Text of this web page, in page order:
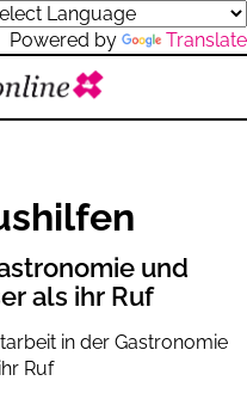
Powered by Translate
und
als ihr Ruf